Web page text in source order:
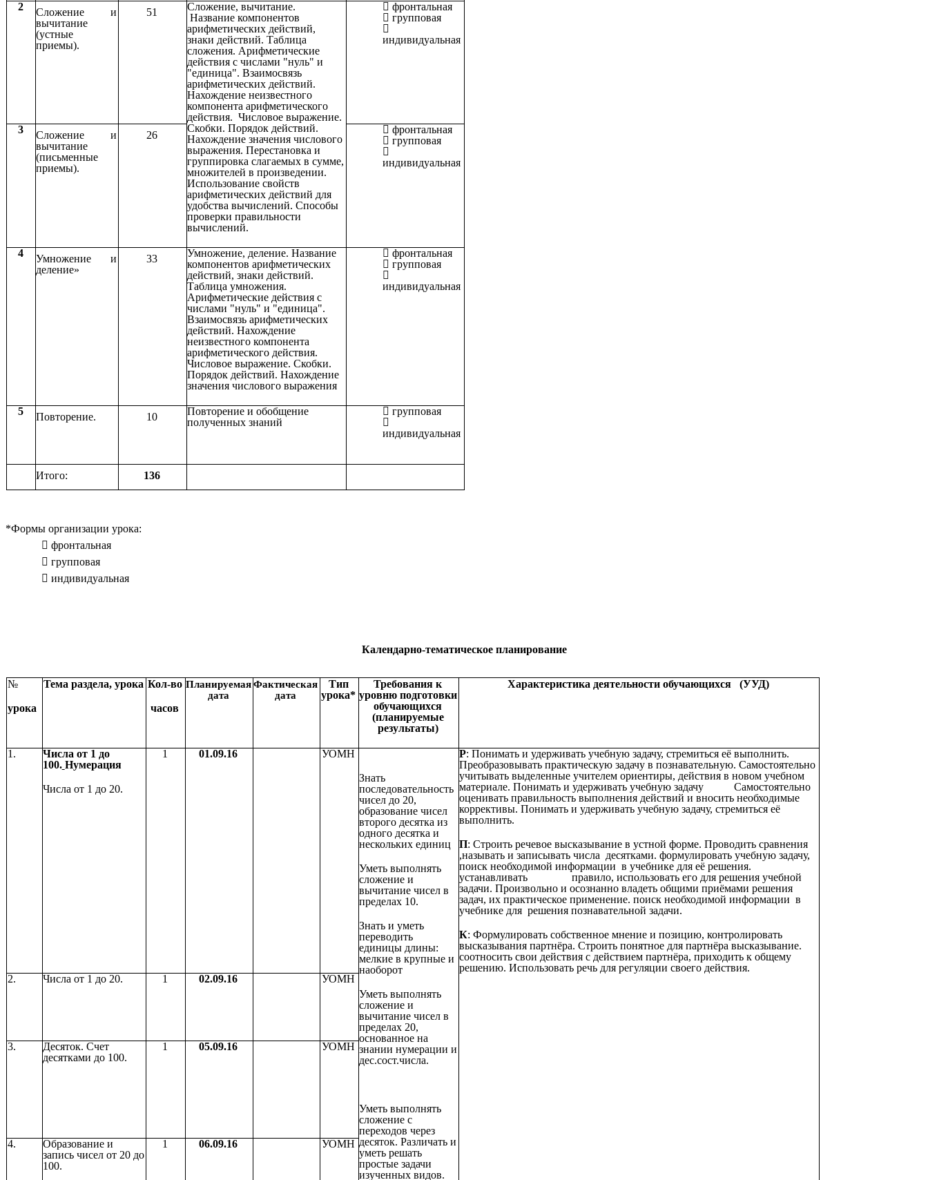
2
Сложение и
вычитание
(устные
приемы).
51
Сложение, вычитание.
Название компонентов
арифметических действий,
знаки действий. Таблица
сложения. Арифметические
действия с числами "нуль" и
"единица". Взаимосвязь
арифметических действий.
Нахождение неизвестного
компонента арифметического
действия. Числовое выражение.
Скобки. Порядок действий.
Нахождение значения числового
выражения. Перестановка и
группировка слагаемых в сумме,
множителей в произведении.
Использование свойств
арифметических действий для
удобства вычислений. Способы
проверки правильности
вычислений.
фронтальная
групповая
индивидуальная
3
Сложение и
вычитание
(письменные
приемы).
26
фронтальная
групповая
индивидуальная
4
Умножение и
деление»
33
Умножение, деление. Название
компонентов арифметических
действий, знаки действий.
Таблица умножения.
Арифметические действия с
числами "нуль" и "единица".
Взаимосвязь арифметических
действий. Нахождение
неизвестного компонента
арифметического действия.
Числовое выражение. Скобки.
Порядок действий. Нахождение
значения числового выражения
фронтальная
групповая
индивидуальная
5 Повторение. 10
Повторение и обобщение
полученных знаний
групповая
индивидуальная
Итого: 136
*Формы организации урока:
фронтальная
групповая
индивидуальная
Календарно-тематическое планирование
№
урока
Тема раздела, урока Кол-во
часов
Планируемая
дата
Фактическая
дата
Тип
урока*
Требования к
уровню подготовки
обучающихся
(планируемые
результаты)
Характеристика деятельности обучающихся (УУД)
1.
Числа от 1 до
100. Нумерация
Числа от 1 до 20.
1 01.09.16 УОМН
Знать
последовательность
чисел до 20,
образование чисел
второго десятка из
одного десятка и
нескольких единиц
Уметь выполнять
сложение и
вычитание чисел в
пределах 10.
Знать и уметь
переводить
единицы длины:
мелкие в крупные и
наоборот
Уметь выполнять
сложение и
вычитание чисел в
пределах 20,
основанное на
знании нумерации и
дес.сост.числа.
Уметь выполнять
сложение с
переходов через
десяток. Различать и
уметь решать
простые задачи
изученных видов.
Р: Понимать и удерживать учебную задачу, стремиться её выполнить.
Преобразовывать практическую задачу в познавательную. Самостоятельно
учитывать выделенные учителем ориентиры, действия в новом учебном
материале. Понимать и удерживать учебную задачу Самостоятельно
оценивать правильность выполнения действий и вносить необходимые
коррективы. Понимать и удерживать учебную задачу, стремиться её
выполнить.
П: Строить речевое высказывание в устной форме. Проводить сравнения
,называть и записывать числа десятками. формулировать учебную задачу,
поиск необходимой информации в учебнике для её решения.
устанавливать правило, использовать его для решения учебной
задачи. Произвольно и осознанно владеть общими приёмами решения
задач, их практическое применение. поиск необходимой информации в
учебнике для решения познавательной задачи.
К: Формулировать собственное мнение и позицию, контролировать
высказывания партнёра. Строить понятное для партнёра высказывание.
соотносить свои действия с действием партнёра, приходить к общему
решению. Использовать речь для регуляции своего действия.
2.
Числа от 1 до 20. 1 02.09.16 УОМН
3.
Десяток. Счет
десятками до 100.
1 05.09.16 УОМН
4.
Образование и
запись чисел от 20 до
100.
1 06.09.16 УОМН